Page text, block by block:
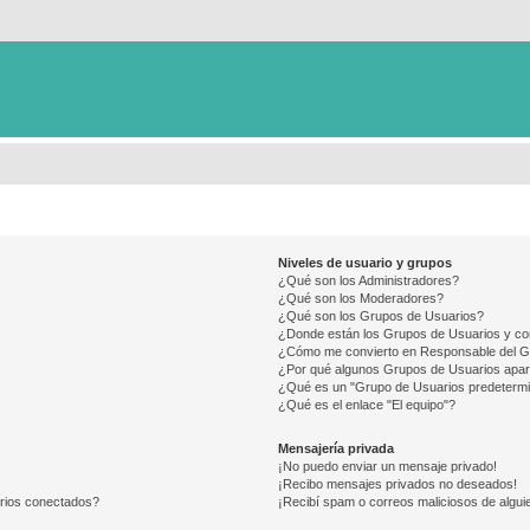
conectados?
Niveles de usuario y grupos
¿Qué son los Administradores?
¿Qué son los Moderadores?
¿Qué son los Grupos de Usuarios?
¿Donde están los Grupos de Usuarios y
¿Cómo me convierto en Responsable del
¿Por qué algunos Grupos de Usuarios
¿Qué es un "Grupo de Usuarios
¿Qué es el enlace "El equipo"?
Mensajería privada
¡No puedo enviar un mensaje privado!
¡Recibo mensajes privados no deseados!
¡Recibí spam o correos maliciosos de